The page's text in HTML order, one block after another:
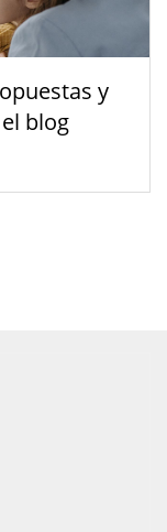
y
blog